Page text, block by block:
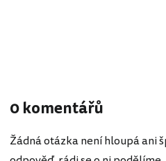
0 komentářů
Žádná otázka není hloupá ani